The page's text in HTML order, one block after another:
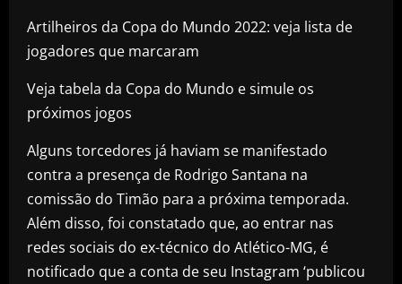
Artilheiros da Copa do Mundo 2022: veja lista de
jogadores que marcaram
Veja tabela da Copa do Mundo e simule os
próximos jogos
Alguns torcedores já haviam se manifestado
contra a presença de Rodrigo Santana na
comissão do Timão para a próxima temporada.
Além disso, foi constatado que, ao entrar nas
redes sociais do ex-técnico do Atlético-MG, é
notificado que a conta de seu Instagram ‘publicou